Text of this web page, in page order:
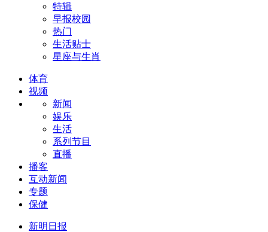
特辑
早报校园
热门
生活贴士
星座与生肖
体育
视频
新闻
娱乐
生活
系列节目
直播
播客
互动新闻
专题
保健
新明日报